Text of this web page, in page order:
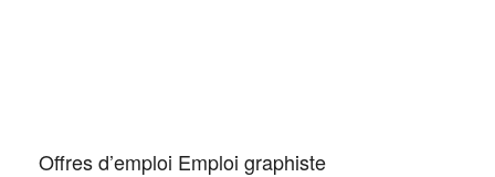
Offres d’emploi Emploi graphiste